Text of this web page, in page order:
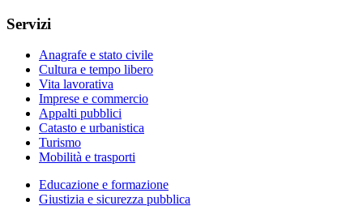
Servizi
Anagrafe e stato civile
Cultura e tempo libero
Vita lavorativa
Imprese e commercio
Appalti pubblici
Catasto e urbanistica
Turismo
Mobilità e trasporti
Educazione e formazione
Giustizia e sicurezza pubblica